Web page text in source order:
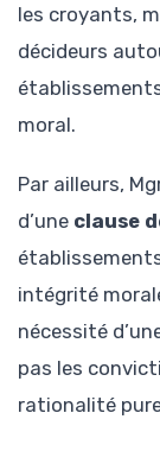
les croyants,
décideurs
moral.
Par ailleurs,
d’une clause
intégrité
nécessité
pas les
rationalité